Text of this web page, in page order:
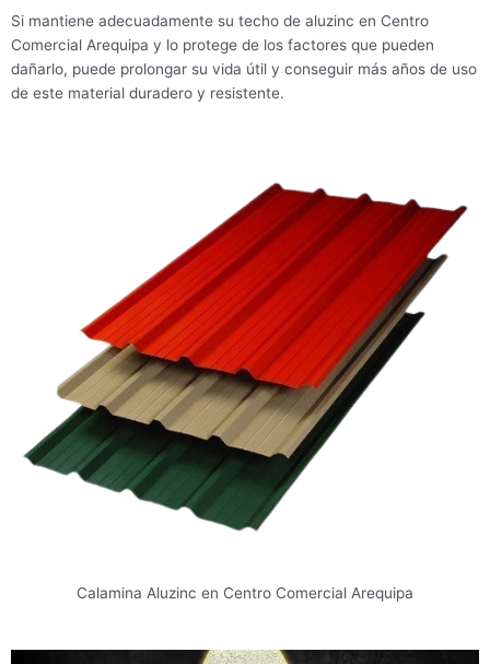
Si mantiene adecuadamente su techo de aluzinc en Centro
Comercial Arequipa y lo protege de los factores que pueden
dañarlo, puede prolongar su vida útil y conseguir más años de uso
de este material duradero y resistente.
Calamina Aluzinc en Centro Comercial Arequipa